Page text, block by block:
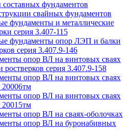
составных фундаментов
свайных фундаментов
фундаменты и металлические
серия 3.407-115
фундаменты опор ЛЭП и балки
серия 3.407.9-146
опор ВЛ на винтовых сваях
ростверков серия 3.407.9-158
опор ВЛ на винтовых сваях
20006тм
опор ВЛ на винтовых сваях
20015тм
опор ВЛ на сваях-оболочках
опор ВЛ на буронабивных